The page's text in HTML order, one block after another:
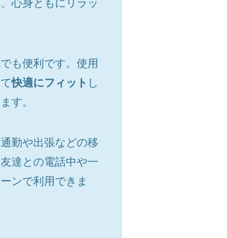
心身ともにリラッ
も便利です。使用
快適にフィット し
す。
勤や出張などの移
達との電話中や一
ンで利用できま